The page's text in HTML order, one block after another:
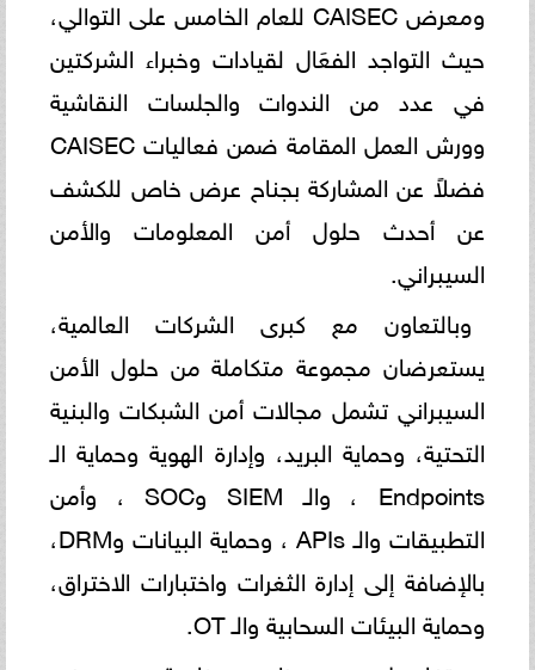
ومعرض CAISEC للعام الخامس على التوالي،
حيث التواجد الفعَال لقيادات وخبراء الشركتين
في عدد من الندوات والجلسات النقاشية
وورش العمل المقامة ضمن فعاليات CAISEC
فضلاً عن المشاركة بجناح عرض خاص للكشف
عن أحدث حلول أمن المعلومات والأمن
السيبراني.
وبالتعاون مع كبرى الشركات العالمية،
يستعرضان مجموعة متكاملة من حلول الأمن
السيبراني تشمل مجالات أمن الشبكات والبنية
التحتية، وحماية البريد، وإدارة الهوية وحماية الـ
Endpoints ، والـ SIEM وSOC ، وأمن
التطبيقات والـ APIs ، وحماية البيانات وDRM،
بالإضافة إلى إدارة الثغرات واختبارات الاختراق،
وحماية البيئات السحابية والـ OT.